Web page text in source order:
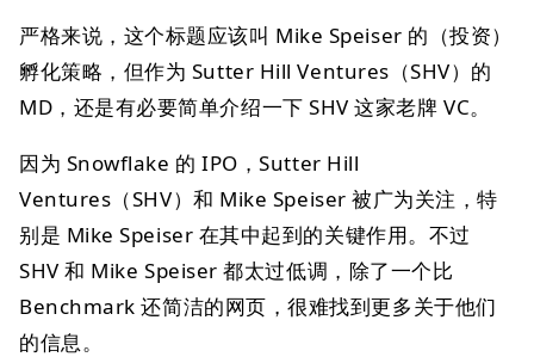
严格来说，这个标题应该叫 Mike Speiser 的（投资）
孵化策略，但作为 Sutter Hill Ventures（SHV）的
MD，还是有必要简单介绍一下 SHV 这家老牌 VC。
因为 Snowflake 的 IPO，Sutter Hill
Ventures（SHV）和 Mike Speiser 被广为关注，特
别是 Mike Speiser 在其中起到的关键作用。不过
SHV 和 Mike Speiser 都太过低调，除了一个比
Benchmark 还简洁的网页，很难找到更多关于他们
的信息。